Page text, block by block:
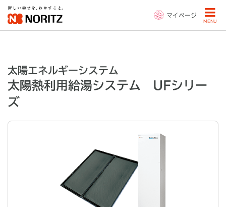
マイページ
MENU
太陽エネルギーシステム
太陽熱利用給湯システム UFシリー
ズ